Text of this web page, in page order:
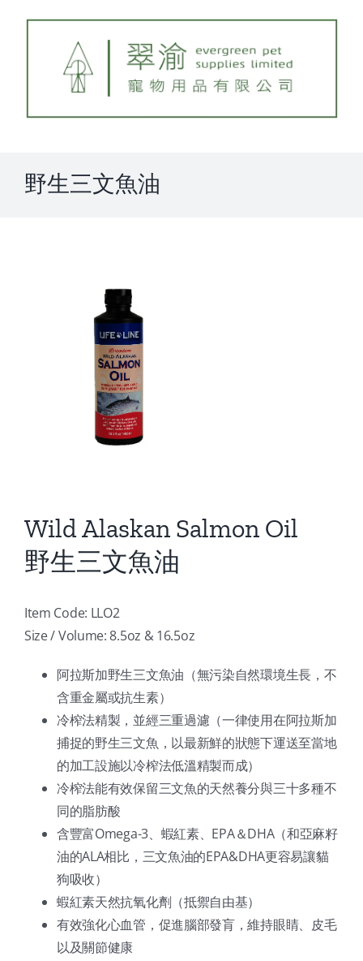
野生三文魚油
Wild Alaskan Salmon Oil
野生三文魚油
Item Code: LLO2
Size / Volume: 8.5oz & 16.5oz
阿拉斯加野生三文魚油（無污染自然環境生長，不
含重金屬或抗生素）
冷榨法精製，並經三重過濾（一律使用在阿拉斯加
捕捉的野生三文魚，以最新鮮的狀態下運送至當地
的加工設施以冷榨法低溫精製而成）
冷榨法能有效保留三文魚的天然養分與三十多種不
同的脂肪酸
含豐富Omega-3、蝦紅素、EPA＆DHA（和亞麻籽
油的ALA相比，三文魚油的EPA&DHA更容易讓貓
狗吸收）
蝦紅素天然抗氧化劑（抵禦自由基）
有效強化心血管，促進腦部發肓，維持眼睛、皮毛
以及關節健康